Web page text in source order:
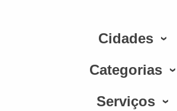
Cidades
Categorias
Serviços